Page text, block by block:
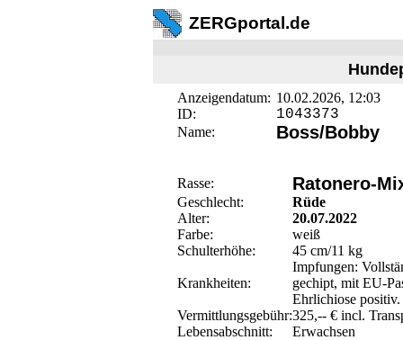
ZERGportal.de
Anzeigendatum: 10.02.2026, 12:03
ID:
1043373
Name: Boss/Bobby
Rasse: Ratonero-
Geschlecht:
Rüde
Alter:
20.07.2022
Farbe:
weiß
Schulterhöhe:
45 cm/11 kg
Krankheiten:
Impfungen:
gechipt, mit EU-
Ehrlichiose positiv.
Vermittlungsgebühr:325,-- € incl.
Lebensabschnitt:
Erwachsen